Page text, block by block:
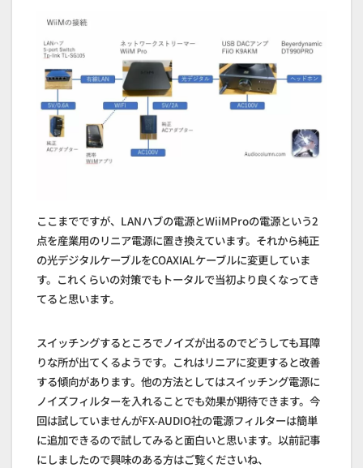
ここまでですが、LANハブの電源とWiiMProの電源という2
点を産業用のリニア電源に置き換えています。それから純正
の光デジタルケーブルをCOAXIALケーブルに変更していま
す。これくらいの対策でもトータルで当初より良くなってき
てると思います。
スイッチングするところでノイズが出るのでどうしても耳障
りな所が出てくるようです。これはリニアに変更すると改善
する傾向があります。他の方法としてはスイッチング電源に
ノイズフィルターを入れることでも効果が期待できます。今
回は試していませんがFX-AUDIO社の電源フィルターは簡単
に追加できるので試してみると面白いと思います。以前記事
にしましたので興味のある方はご覧くださいね、